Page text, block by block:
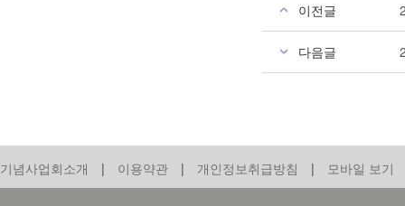
이전글
다음글
기념사업회소개 | 이용약관 | 개인정보취급방침 | 모바일 보기